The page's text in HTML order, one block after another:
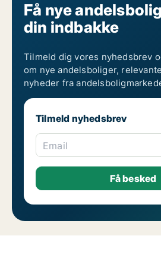
Få nye
din indbakke
Tilmeld dig vores nyhedsbrev
om nye andelsboliger,
nyheder fra
Tilmeld nyhedsbrev
Email